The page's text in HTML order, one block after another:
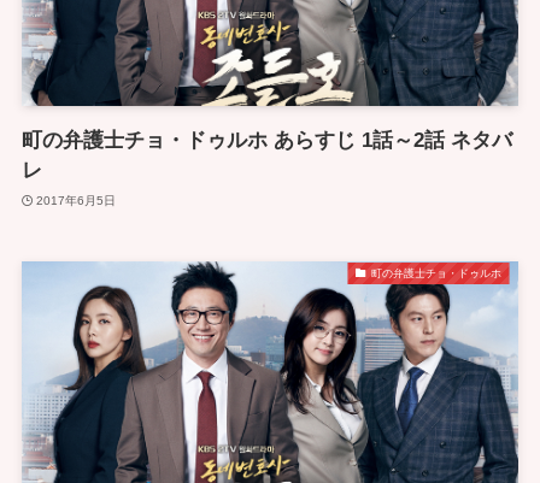
町の弁護士チョ・ドゥルホ あらすじ 1話～2話 ネタバ
レ
2017年6月5日
町の弁護士チョ・ドゥルホ